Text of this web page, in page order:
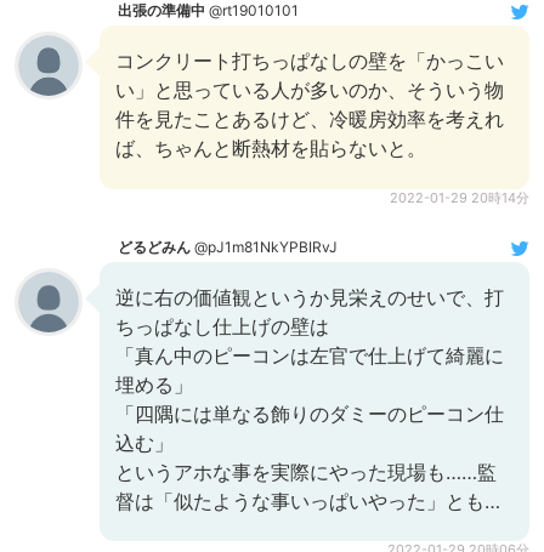
出張の準備中 @rt19010101
コンクリート打ちっぱなしの壁を「かっこい
い」と思っている人が多いのか、そういう物
件を見たことあるけど、冷暖房効率を考えれ
ば、ちゃんと断熱材を貼らないと。
2022-01-29 20時14分
どるどみん @pJ1m81NkYPBIRvJ
逆に右の価値観というか見栄えのせいで、打
ちっぱなし仕上げの壁は
「真ん中のピーコンは左官で仕上げて綺麗に
埋める」
「四隅には単なる飾りのダミーのピーコン仕
込む」
というアホな事を実際にやった現場も……監
督は「似たような事いっぱいやった」とも…